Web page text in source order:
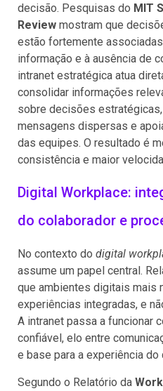
decisão. Pesquisas do MIT
Review mostram que
estão fortemente
informação e à ausência de
intranet estratégica atua
consolidar informações
sobre decisões
mensagens dispersas e
das equipes. O resultado é
consistência e maior
Digital Workplace:
do colaborador e
No contexto do digital
assume um papel central.
que ambientes digitais mais
experiências integradas, e
A intranet passa a funcionar
confiável, elo entre
e base para a experiência do
Segundo o Relatório da